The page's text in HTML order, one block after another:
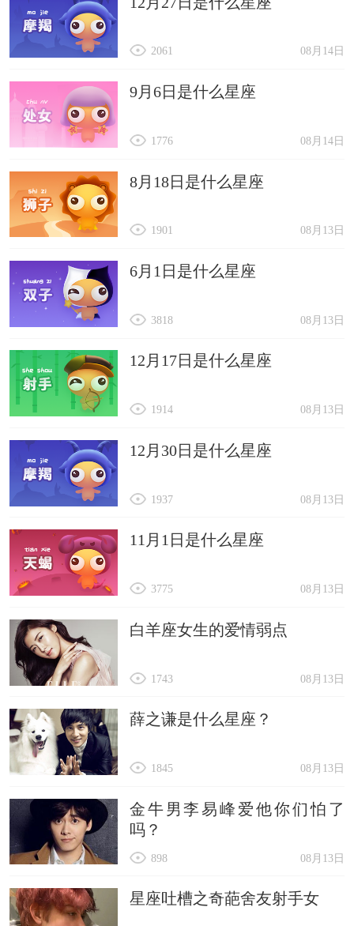
08月14日
2061
9月6日是什么星座
08月14日
1776
8月18日是什么星座
08月13日
1901
6月1日是什么星座
08月13日
3818
12月17日是什么星座
08月13日
1914
12月30日是什么星座
08月13日
1937
11月1日是什么星座
08月13日
3775
白羊座女生的爱情弱点
08月13日
1743
薛之谦是什么星座？
08月13日
1845
金牛男李易峰爱他你们怕了
吗？
08月13日
898
星座吐槽之奇葩舍友射手女